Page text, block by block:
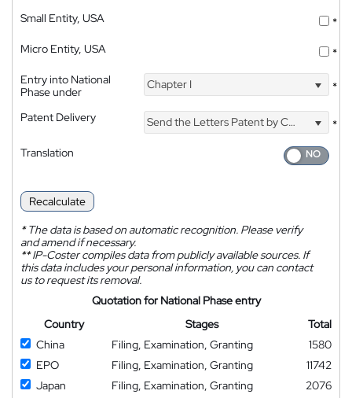
Small Entity, USA
*
Micro Entity, USA
*
Entry into National
Phase under
Chapter I *
Patent Delivery Send the Letters Patent by Courier
*
Translation
Recalculate
*The data is based on automatic recognition. Please verify
and amend if necessary.
**IP-Coster compiles data from publicly available sources. If
this data includes your personal information, you can contact
us to request its removal.
Quotation for National Phase entry
Country
Stages
Total
China
Filing, Examination, Granting
1580
EPO
Filing, Examination, Granting
11742
Japan
Filing, Examination, Granting 2076